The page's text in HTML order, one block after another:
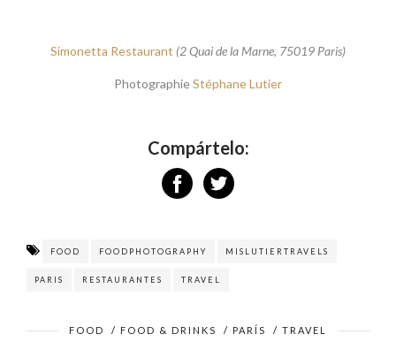
Simonetta Restaurant (2 Quai de la Marne, 75019 Paris)
PhotographieStéphane Lutier
Compártelo:
FOOD FOODPHOTOGRAPHY MISLUTIERTRAVELS
PARIS RESTAURANTES TRAVEL
FOOD / FOOD & DRINKS / PARÍS / TRAVEL